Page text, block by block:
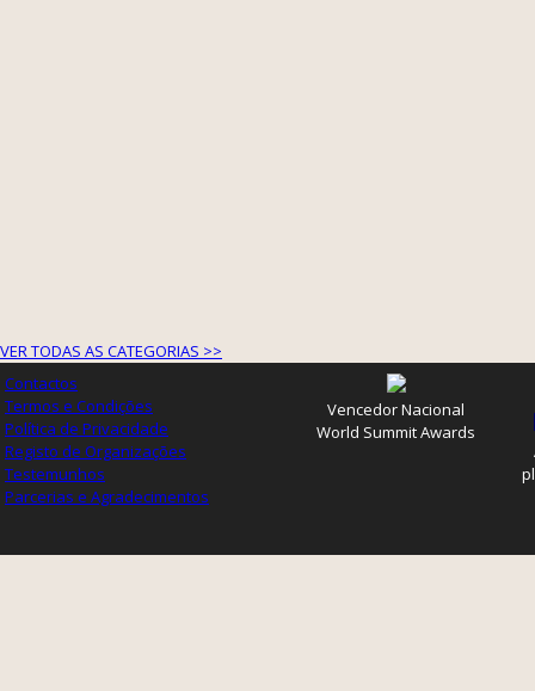
VER TODAS AS CATEGORIAS >>
Contactos
Termos e Condições
Política de Privacidade
Registo de Organizações
Testemunhos
Parcerias e Agradecimentos
Vencedor Nacional
World Summit Awards